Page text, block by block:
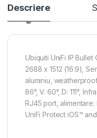
Descriere
Ubiquiti UniFi IP Bullet
2688 x 1512 (16:9),
aluminiu,
86°, V: 60°, D: 111°,
RJ45 port, alimentare:
UniFi Protect iOS™